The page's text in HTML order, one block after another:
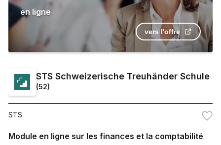
en ligne
vers l'offre
STS Schweizerische Treuhänder Schule
(52)
STS
Module en ligne sur les finances et la comptabilité